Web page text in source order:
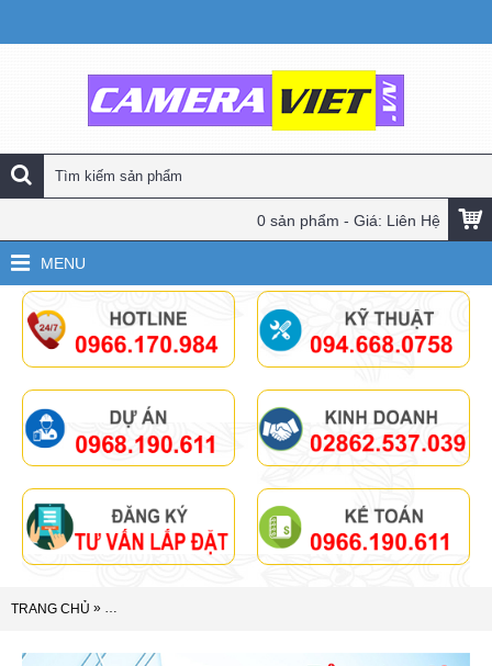
0 sản phẩm - Giá: Liên Hệ
MENU
TRANG CHỦ » BEAM HỒNG NGOẠI CHỐNG TRỘM VƯỢT HÀNG RÀO